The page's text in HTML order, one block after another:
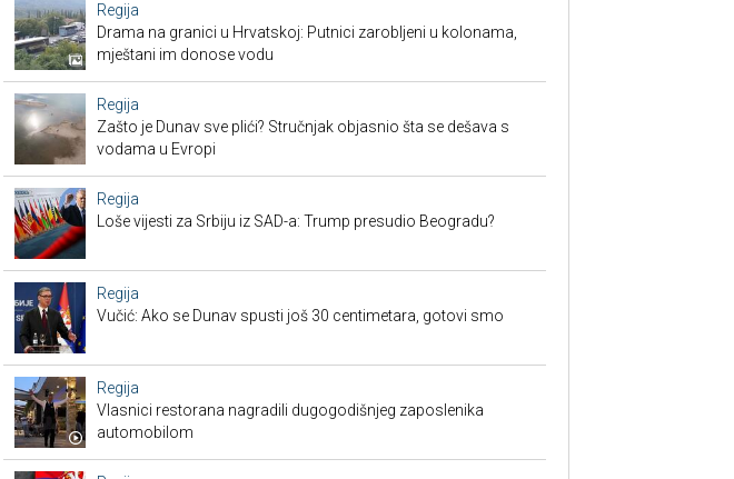
Regija
Drama na granici u Hrvatskoj: Putnici zarobljeni u kolonama,
mještani im donose vodu
Regija
Zašto je Dunav sve plići? Stručnjak objasnio šta se dešava s
vodama u Evropi
Regija
Loše vijesti za Srbiju iz SAD-a: Trump presudio Beogradu?
Regija
Vučić: Ako se Dunav spusti još 30 centimetara, gotovi smo
Regija
Vlasnici restorana nagradili dugogodišnjeg zaposlenika
automobilom